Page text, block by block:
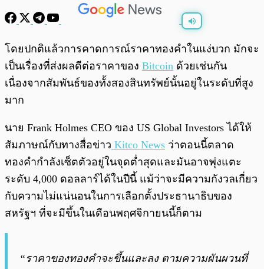
พร้อมเล่น 0:00 0:00
โดยปกติแล้วการคาดการณ์ราคาทองคำในแง่บวก มักจะ
เป็นเรื่องที่ส่งผลดีต่อราคาของ Bitcoin ด้วยเช่นกัน
เนื่องจากสัมพันธ์ของทั้งสองสินทรัพย์นั้นอยู่ในระดับที่สูง
มาก
นาย Frank Holmes CEO ของ US Global Investors ได้ให้
สัมภาษณ์กับทางสื่อข่าว Kitco News ว่าตอนนี้ตลาด
ทองคำกำลังเซ็ตตัวอยู่ในจุดต่ำสุดและมันอาจพุ่งแตะ
ระดับ 4,000 ดอลลาร์ได้ในปีนี้ แม้ว่าจะมีความกังวลเกี่ยว
กับความไม่แน่นอนในการเลือกตั้งประธานาธิบของ
สหรัฐฯ ที่จะมีขึ้นในเดือนพฤศจิกายนนี้ก็ตาม
“ราคาของทองคำจะขึ้นและลง ตามความผันผวนที่